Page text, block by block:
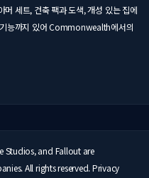
세트, 건축 팩과 도색, 개성 있는 집에
능까지 있어 Commonwealth에서의
Studios, and Fallout are
All rights reserved. Privacy